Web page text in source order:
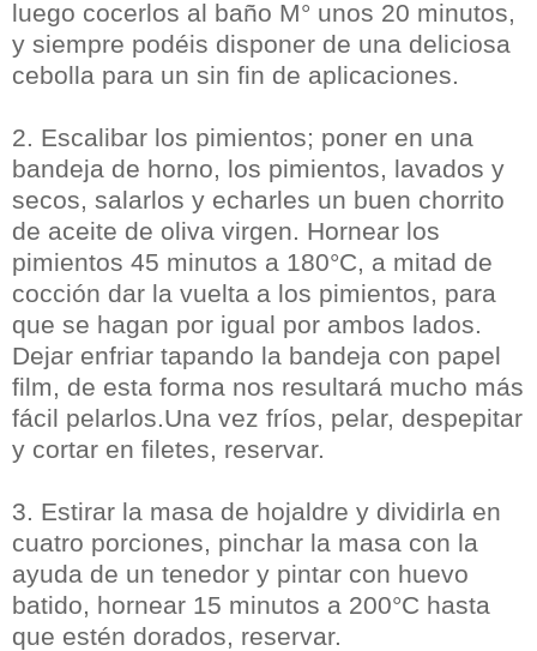
luego cocerlos al baño M° unos 20 minutos,
y siempre podéis disponer de una deliciosa
cebolla para un sin fin de aplicaciones.
2. Escalibar los pimientos; poner en una
bandeja de horno, los pimientos, lavados y
secos, salarlos y echarles un buen chorrito
de aceite de oliva virgen. Hornear los
pimientos 45 minutos a 180°C, a mitad de
cocción dar la vuelta a los pimientos, para
que se hagan por igual por ambos lados.
Dejar enfriar tapando la bandeja con papel
film, de esta forma nos resultará mucho más
fácil pelarlos.Una vez fríos, pelar, despepitar
y cortar en filetes, reservar.
3. Estirar la masa de hojaldre y dividirla en
cuatro porciones, pinchar la masa con la
ayuda de un tenedor y pintar con huevo
batido, hornear 15 minutos a 200°C hasta
que estén dorados, reservar.